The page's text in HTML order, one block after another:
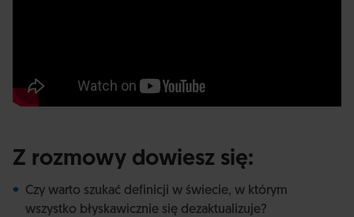
Z rozmowy dowiesz się:
Czy warto szukać definicji w świecie, w którym
wszystko błyskawicznie się dezaktualizuje?